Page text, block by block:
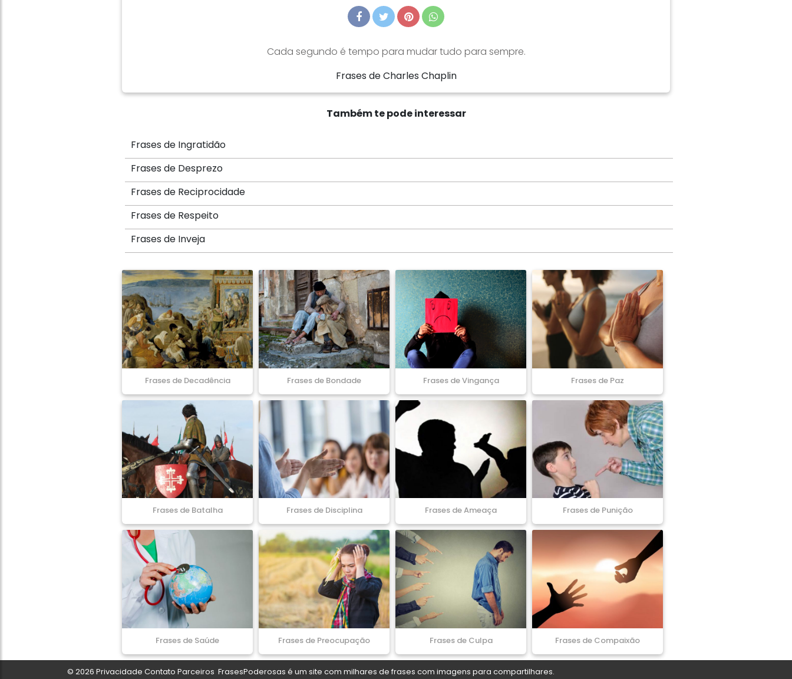
Cada segundo é tempo para mudar tudo para sempre.
Frases de Charles Chaplin
Também te pode interessar
Frases de Ingratidão
Frases de Desprezo
Frases de Reciprocidade
Frases de Respeito
Frases de Inveja
Frases de Decadência Frases de Bondade Frases de Vingança Frases de Paz
Frases de Batalha Frases de Disciplina Frases de Ameaça Frases de Punição
Frases de Saúde Frases de Preocupação Frases de Culpa Frases de Compaixão
© 2026 Privacidade Contato Parceiros FrasesPoderosas é um site com milhares de frases com imagens para compartilhares.